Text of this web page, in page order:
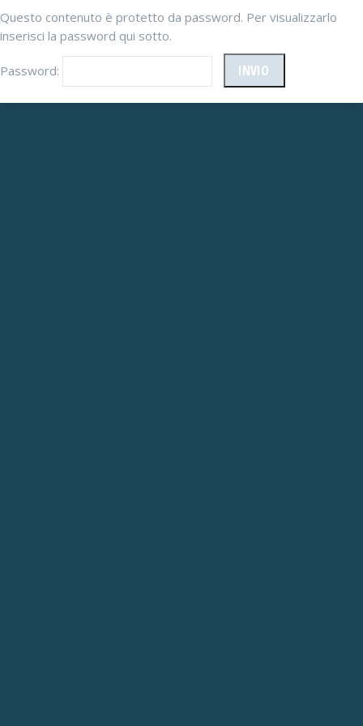
Questo contenuto è protetto da password. Per visualizzarlo
inserisci la password qui sotto.
Password: